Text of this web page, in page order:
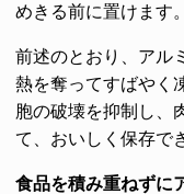
めきる前に置けます。
前述のとおり、アル
熱を奪ってすばやく
胞の破壊を抑制し、
て、おいしく保存で
食品を積み重ねずに